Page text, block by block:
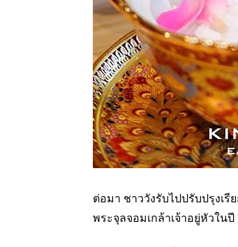
ต่อมา ชาววังรับไปปรับปรุงเรี
พระจุลจอมเกล้าเจ้าอยู่หัวใน